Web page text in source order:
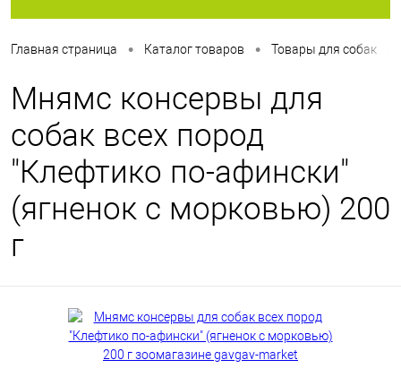
Главная страница • Каталог товаров • Товары для собак
Мнямс консервы для
собак всех пород
"Клефтико по-афински"
(ягненок с морковью) 200
г